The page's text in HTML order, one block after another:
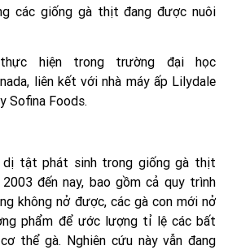
các giống gà thịt đang được nuôi
hiện trong trường đại học
liên kết với nhà máy ấp Lilydale
Sofina Foods.
tật phát sinh trong giống gà thịt
đến nay, bao gồm cả quy trình
không nở được, các gà con mới nở
phẩm để ước lượng tỉ lệ các bất
thể gà. Nghiên cứu này vẫn đang